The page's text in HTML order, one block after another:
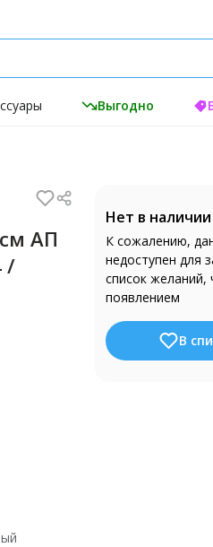
Выгодно
АП
/
Нет в наличии
К сожалению,
недоступен для
список желаний,
появлением
В